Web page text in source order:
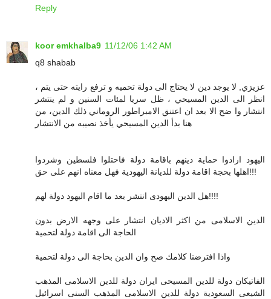
Reply
koor emkhalba9 11/12/06 1:42 AM
q8 shabab
عزيزي, لا يوجد دين لا يحتاج الى دولة تحميه و ترفع رايته حتى يتم ،
انظر الى الدين المسيحي ، ظل سريا لمئات السنين و لم ينتشر
انتشار وا ضح الا بعد ان اعتنق الامبراطور الروماني ذلك الدين، من
هنا بدأ الدين المسيحي يأخذ نصيبه من الانتشار
اليهود ارادوا حماية دينهم باقامة دولة فاحتلوا فلسطين وشردوا
اهلها بحجة اقامة دولة للديانة اليهودية فهل معناه انهم على حق!!!
هل الدين اليهودى انتشر بعد ما اقام اليهود دولة لهم!!!!
الدين الاسلامى من اكثر الاديان انتشار على وجهه الارض بدون
الحاجة الى اقامة دولة لتحمية
واذا افترضنا كلامك صح وان الدين بحاجة الى دولة لتحمية
الفاتيكان دولة للدين المسيحى ايران دولة للدين الاسلامى المذهب
الشيعى السعودية دولة للدين الاسلامى المذهب السنى اسرائيل